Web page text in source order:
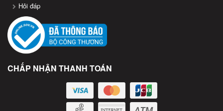
Hỏi đáp
CHẤP NHẬN THANH TOÁN